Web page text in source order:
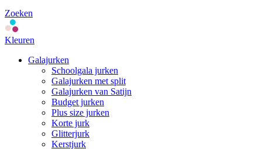
Zoeken
Kleuren
Galajurken
Schoolgala jurken
Galajurken met split
Galajurken van Satijn
Budget jurken
Plus size jurken
Korte jurk
Glitterjurk
Kerstjurk